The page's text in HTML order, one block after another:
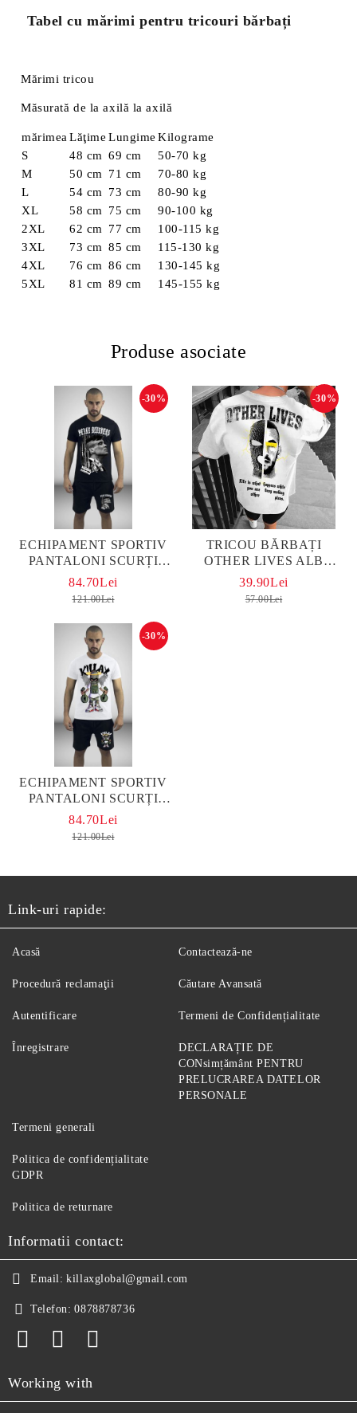
Tabel cu mărimi pentru tricouri bărbați
Mărimi tricou
Măsurată de la axilă la axilă
mărimea Lăţime Lungime Kilograme
S
48 cm 69 cm
50-70 kg
M
50 cm 71 cm
70-80 kg
L
54 cm 73 cm
80-90 kg
XL
58 cm 75 cm
90-100 kg
2XL
62 cm 77 cm
100-115 kg
3XL
73 cm 85 cm
115-130 kg
4XL
76 cm 86 cm
130-145 kg
5XL
81 cm 89 cm 145-155 kg
Produse asociate
ЕCHIPAMENT SPORTIV
PANTALONI SCURȚI
PEAKY BLINDERS
NEGRU
-30%
84.70Lei
121.00Lei
TRICOU BĂRBAȚI
OTHER LIVES ALB
OVERSIZED
-30%
39.90Lei
57.00Lei
ЕCHIPAMENT SPORTIV
PANTALONI SCURȚI
BOMB MONEY ALB
-30%
84.70Lei
121.00Lei
Link-uri rapide:
Acasă
Procedură reclamaţii
Autentificare
Înregistrare
Contactează-ne
Căutare Avansată
Termeni de Confidențialitate
DECLARAȚIE DE
CONsimțământ PENTRU
PRELUCRAREA DATELOR
PERSONALE
Termeni generali
Politica de confidențialitate
GDPR
Politica de returnare
Informatii contact:
Email: killaxglobal@gmail.com
Telefon: 0878878736
Working with